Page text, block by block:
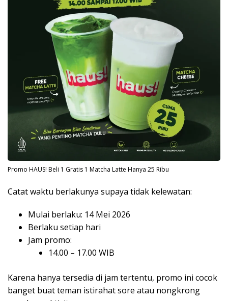
Promo HAUS! Beli 1 Gratis 1 Matcha Latte Hanya 25 Ribu
Catat waktu berlakunya supaya tidak kelewatan:
Mulai berlaku: 14 Mei 2026
Berlaku setiap hari
Jam promo:
14.00 – 17.00 WIB
Karena hanya tersedia di jam tertentu, promo ini cocok
banget buat teman istirahat sore atau nongkrong